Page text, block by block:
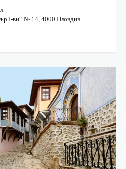
I-ви“ № 14, 4000 Пловдив